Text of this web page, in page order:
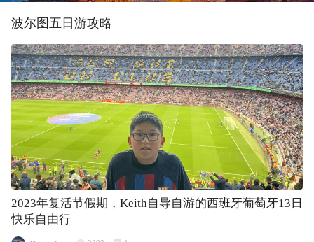
波尔图 五 日游攻略
2023年复活节假期，Keith自导自游的西班牙葡萄牙13日
快乐自由行